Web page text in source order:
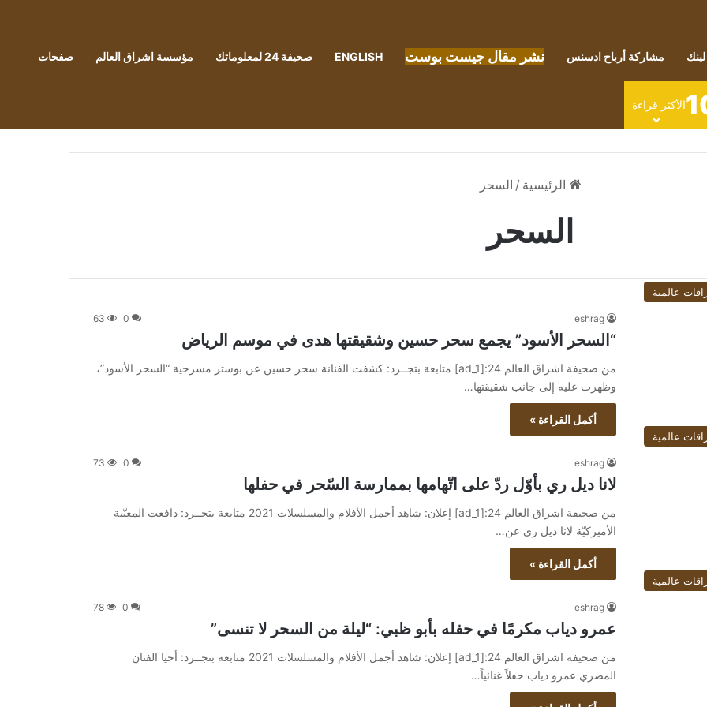
مشاركة أرباح ادسنس نشر مقال جيست بوست ENGLISH صحيفة 24 لمعلوماتك مؤسسة اشراق العالم صفحات
الأكثر قراءة
الرئيسية / السحر
السحر
عالمية
eshrag
0
63
“السحر الأسود” يجمع سحر حسين وشقيقتها هدى في موسم الرياض
من صحيفة اشراق العالم 24:[ad_1] متابعة بتجــرد: كشفت الفنانة سحر حسين عن بوستر مسرحية “السحر الأسود”،
وظهرت عليه إلى جانب شقيقتها…
أكمل القراءة »
عالمية
eshrag
0
73
لانا ديل ري بأوّل ردّ على اتّهامها بممارسة السّحر في حفلها
من صحيفة اشراق العالم 24:[ad_1] إعلان: شاهد أجمل الأفلام والمسلسلات 2021 متابعة بتجــرد: دافعت المغنّية
الأميركيّة لانا ديل ري عن…
أكمل القراءة »
عالمية
eshrag
0
78
عمرو دياب مكرمًا في حفله بأبو ظبي: “ليلة من السحر لا تنسى”
من صحيفة اشراق العالم 24:[ad_1] إعلان: شاهد أجمل الأفلام والمسلسلات 2021 متابعة بتجــرد: أحيا الفنان
المصري عمرو دياب حفلاً غنائياً…